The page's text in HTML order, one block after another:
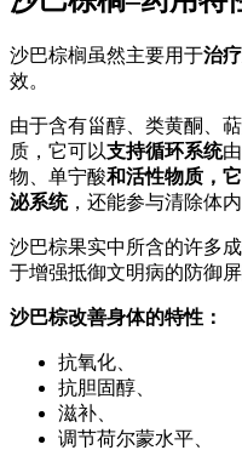
沙巴棕榈虽然主要用于治
效。
由于含有甾醇、类黄酮、
质，它可以支持循环系统
物、单宁酸和活性物质，
泌系统，还能参与清除体
沙巴棕果实中所含的许多
于增强抵御文明病的防御屏
沙巴棕改善身体的特性：
抗氧化、
抗胆固醇、
滋补、
调节荷尔蒙水平、